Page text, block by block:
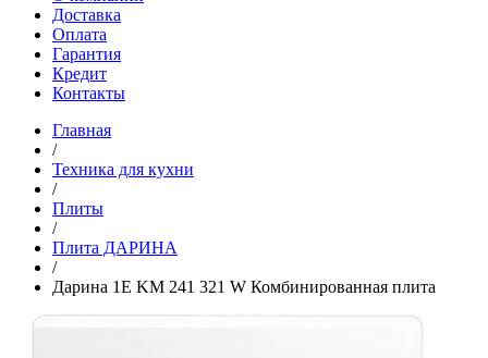
Доставка
Оплата
Гарантия
Кредит
Контакты
Главная
/
Техника для кухни
/
Плиты
/
Плита ДАРИНА
/
Дарина 1E KM 241 321 W Комбинированная плита